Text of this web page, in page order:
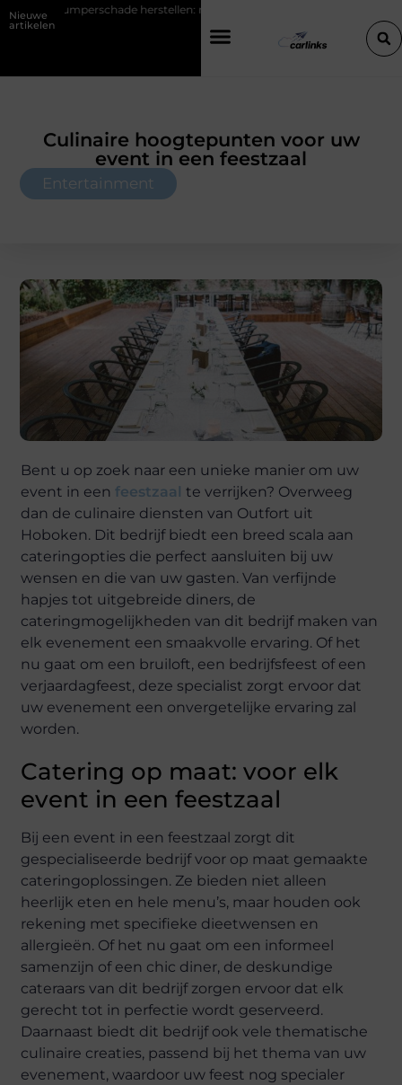
Nieuwe
artikelen
Bumperschade herstellen: repareren of de bumper vervangen?
Culinaire hoogtepunten voor uw
event in een feestzaal
Entertainment
Bent u op zoek naar een unieke manier om uw
event in eenfeestzaal te verrijken? Overweeg
dan de culinaire diensten van Outfort uit
Hoboken. Dit bedrijf biedt een breed scala aan
cateringopties die perfect aansluiten bij uw
wensen en die van uw gasten. Van verfijnde
hapjes tot uitgebreide diners, de
cateringmogelijkheden van dit bedrijf maken van
elk evenement een smaakvolle ervaring. Of het
nu gaat om een bruiloft, een bedrijfsfeest of een
verjaardagfeest, deze specialist zorgt ervoor dat
uw evenement een onvergetelijke ervaring zal
worden.
Catering op maat: voor elk
event in een feestzaal
Bij een event in een feestzaal zorgt dit
gespecialiseerde bedrijf voor op maat gemaakte
cateringoplossingen. Ze bieden niet alleen
heerlijk eten en hele menu’s, maar houden ook
rekening met specifieke dieetwensen en
allergieën. Of het nu gaat om een informeel
samenzijn of een chic diner, de deskundige
cateraars van dit bedrijf zorgen ervoor dat elk
gerecht tot in perfectie wordt geserveerd.
Daarnaast biedt dit bedrijf ook vele thematische
culinaire creaties, passend bij het thema van uw
evenement, waardoor uw feest nog specialer